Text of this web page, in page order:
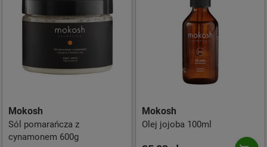
Mokosh
Sól pomarańcza z
cynamonem 600g
Mokosh
Olej jojoba 100ml